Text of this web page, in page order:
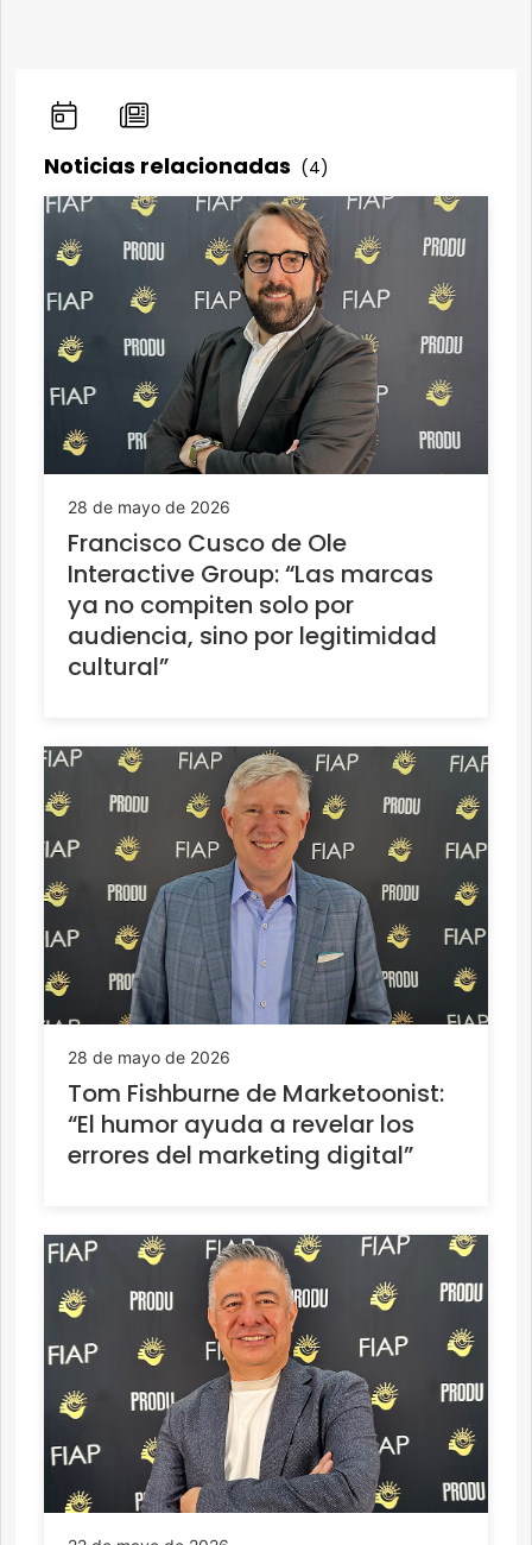
Noticias relacionadas (4)
28 de mayo de 2026
Francisco Cusco de Ole
Interactive Group: “Las marcas
ya no compiten solo por
audiencia, sino por legitimidad
cultural”
28 de mayo de 2026
Tom Fishburne de Marketoonist:
“El humor ayuda a revelar los
errores del marketing digital”